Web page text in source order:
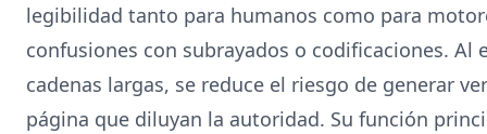
legibilidad tanto para humanos como para
confusiones con subrayados o codificaciones.
cadenas largas, se reduce el riesgo de generar
página que diluyan la autoridad. Su función